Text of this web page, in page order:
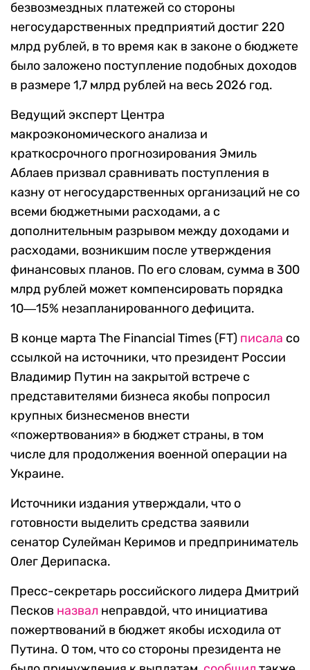
безвозмездных платежей со стороны
негосударственных предприятий достиг 220
млрд рублей, в то время как в законе о бюджете
было заложено поступление подобных доходов
в размере 1,7 млрд рублей на весь 2026 год.
Ведущий эксперт Центра
макроэкономического анализа и
краткосрочного прогнозирования Эмиль
Аблаев призвал сравнивать поступления в
казну от негосударственных организаций не со
всеми бюджетными расходами, а с
дополнительным разрывом между доходами и
расходами, возникшим после утверждения
финансовых планов. По его словам, сумма в 300
млрд рублей может компенсировать порядка
10―15% незапланированного дефицита.
В конце марта The Financial Times (FT) писала со
ссылкой на источники, что президент России
Владимир Путин на закрытой встрече с
представителями бизнеса якобы попросил
крупных бизнесменов внести
«пожертвования» в бюджет страны, в том
числе для продолжения военной операции на
Украине.
Источники издания утверждали, что о
готовности выделить средства заявили
сенатор Сулейман Керимов и предприниматель
Олег Дерипаска.
Пресс-секретарь российского лидера Дмитрий
Песков назвал неправдой, что инициатива
пожертвований в бюджет якобы исходила от
Путина. О том, что со стороны президента не